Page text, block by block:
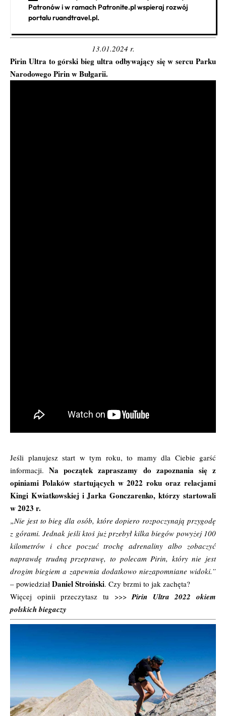
Patronów i w ramach Patronite.pl wspieraj rozwój
portalu ruandtravel.pl.
13.01.2024 r.
Pirin Ultra to górski bieg ultra odbywający się w sercu Parku
Narodowego Pirin w Bułgarii.
Jeśli planujesz start w tym roku, to mamy dla Ciebie garść
informacji.Na początek zapraszamy do zapoznania się z
opiniami Polaków startujących w 2022 roku oraz relacjami
Kingi Kwiatkowskiej i Jarka Gonczarenko, którzy startowali
w 2023 r.
„Nie jest to bieg dla osób, które dopiero rozpoczynają przygodę
z górami. Jednak jeśli ktoś już przebył kilka biegów powyżej 100
kilometrów i chce poczuć trochę adrenaliny albo zobaczyć
naprawdę trudną przeprawę, to polecam Pirin, który nie jest
drogim biegiem a zapewnia dodatkowo niezapomniane widoki.”
– powiedział Daniel Stroiński. Czy brzmi to jak zachęta?
Więcej opinii przeczytasz tu >>>Pirin Ultra 2022 okiem
polskich biegaczy